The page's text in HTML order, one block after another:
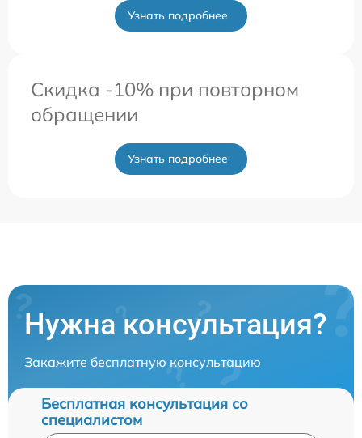
Узнать подробнее
Скидка -10% при повторном
обращении
Узнать подробнее
Нужна консультация?
Закажите бесплатную консультацию
Бесплатная консультация со
специалистом